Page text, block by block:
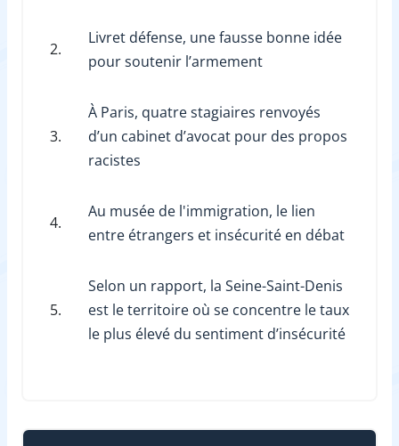
2.
Livret défense, une fausse bonne idée
pour soutenir l’armement
3.
À Paris, quatre stagiaires renvoyés
d’un cabinet d’avocat pour des propos
racistes
4.
Au musée de l'immigration, le lien
entre étrangers et insécurité en débat
5.
Selon un rapport, la Seine-Saint-Denis
est le territoire où se concentre le taux
le plus élevé du sentiment d’insécurité